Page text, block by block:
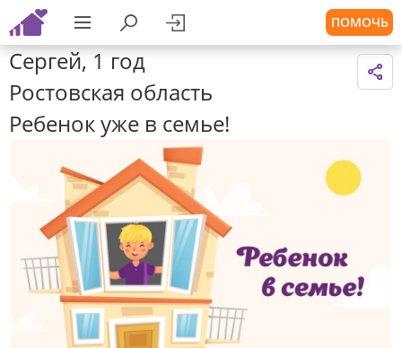
ПОМОЧЬ
Сергей, 1 год
Ростовская область
Ребенок уже в семье!